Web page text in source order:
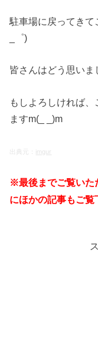
駐車場に戻ってきて
_゜)
皆さんはどう思いま
もしよろしければ
ますm(_ _)m
出典元： imgur
※最後までご覧いた
にほかの記事もご覧